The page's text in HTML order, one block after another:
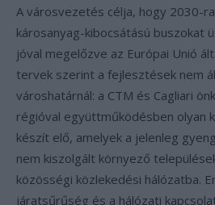
A városvezetés célja, hogy 2030-
károsanyag-kibocsátású buszokat
jóval megelőzve az Európai Unió
tervek szerint a fejlesztések nem
városhatárnál: a CTM és Cagliari
régióval együttműködésben olyan
készít elő, amelyek a jelenleg
nem kiszolgált környező
közösségi közlekedési hálózatba.
járatsűrűség és a hálózati